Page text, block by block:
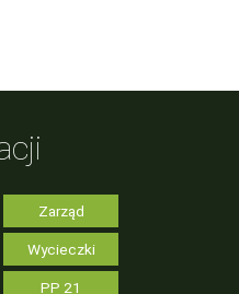
Zarząd
Wycieczki
PP 21